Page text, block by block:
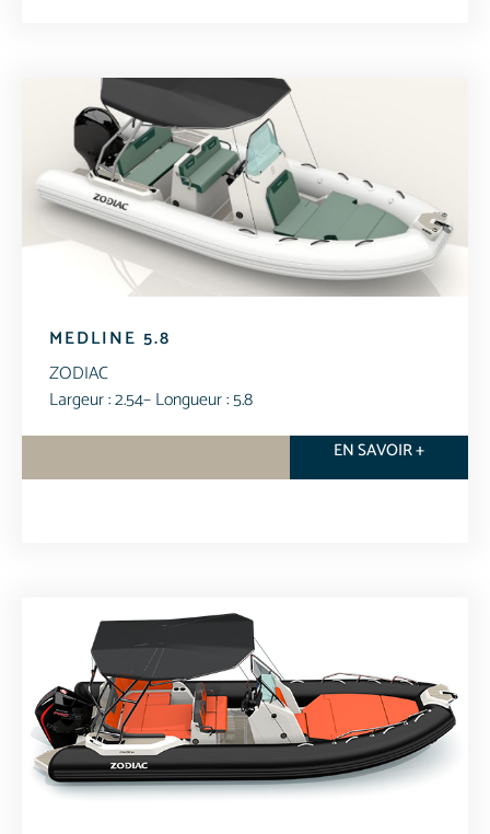
MEDLINE 5.8
ZODIAC
Largeur : 2.54– Longueur : 5.8
EN SAVOIR +